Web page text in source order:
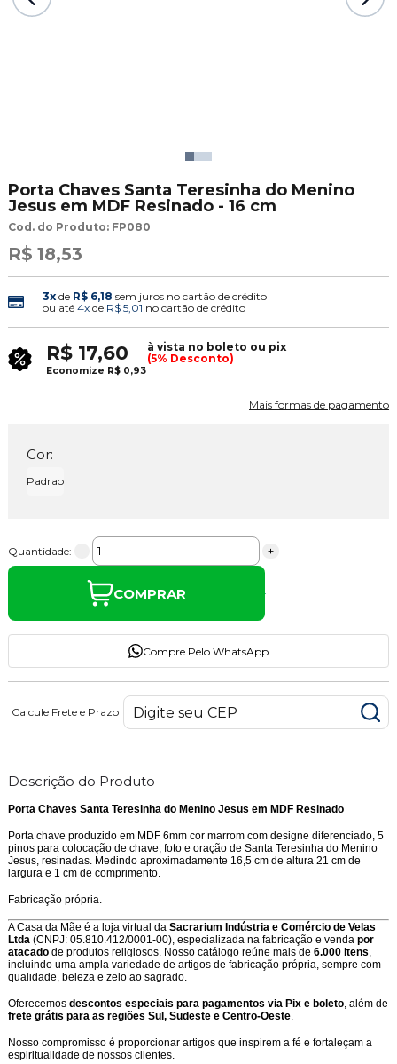
Porta Chaves Santa Teresinha do Menino
Jesus em MDF Resinado - 16 cm
Cod. do Produto: FP080
R$ 18,53
3xde R$ 6,18 sem juros no cartão de crédito
ou até 4xde R$ 5,01 no cartão de crédito
R$ 17,60
à vista no boleto ou pix
(5% Desconto)
Economize R$ 0,93
Mais formas de pagamento
Cor:
Padrao
Quantidade: - +
COMPRAR
Compre Pelo WhatsApp
Calcule Frete e Prazo
Descrição do Produto
Porta Chaves Santa Teresinha do Menino Jesus em MDF Resinado
Porta chave produzido em MDF 6mm cor marrom com designe diferenciado, 5
pinos para colocação de chave, foto e oração de Santa Teresinha do Menino
Jesus, resinadas. Medindo aproximadamente 16,5 cm de altura 21 cm de
largura e 1 cm de comprimento.
Fabricação própria.
A Casa da Mãe é a loja virtual daSacrarium Indústria e Comércio de Velas
Ltda(CNPJ: 05.810.412/0001-00), especializada na fabricação e venda por
atacadode produtos religiosos. Nosso catálogo reúne mais de 6.000 itens,
incluindo uma ampla variedade de artigos de fabricação própria, sempre com
qualidade, beleza e zelo ao sagrado.
Oferecemos descontos especiais para pagamentos via Pix e boleto, além de
frete grátis para as regiões Sul, Sudeste e Centro-Oeste.
Nosso compromisso é proporcionar artigos que inspirem a fé e fortaleçam a
espiritualidade de nossos clientes.